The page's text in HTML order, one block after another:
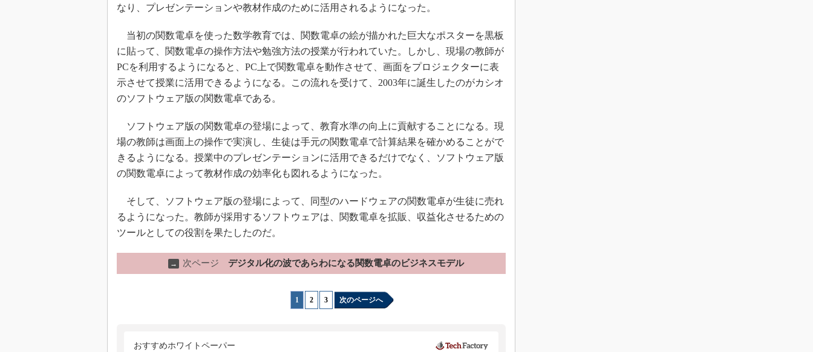
なり、プレゼンテーションや教材作成のために活用されるようになった。
当初の関数電卓を使った数学教育では、関数電卓の絵が描かれた巨大なポスターを黒板
に貼って、関数電卓の操作方法や勉強方法の授業が行われていた。しかし、現場の教師が
PCを利用するようになると、PC上で関数電卓を動作させて、画面をプロジェクターに表
示させて授業に活用できるようになる。この流れを受けて、2003年に誕生したのがカシオ
のソフトウェア版の関数電卓である。
ソフトウェア版の関数電卓の登場によって、教育水準の向上に貢献することになる。現
場の教師は画面上の操作で実演し、生徒は手元の関数電卓で計算結果を確かめることがで
きるようになる。授業中のプレゼンテーションに活用できるだけでなく、ソフトウェア版
の関数電卓によって教材作成の効率化も図れるようになった。
そして、ソフトウェア版の登場によって、同型のハードウェアの関数電卓が生徒に売れ
るようになった。教師が採用するソフトウェアは、関数電卓を拡販、収益化させるための
ツールとしての役割を果たしたのだ。
→ 次ページ デジタル化の波であらわになる関数電卓のビジネスモデル
1 2 3 次のページへ
おすすめホワイトペーパー